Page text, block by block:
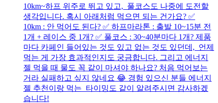
10km~하프 위주로 뛰고 있고, 풀코스도 나중에 도전할
생각입니다. 혹시 아래처럼 먹으면 되는 건가요? ✅
10km : 안 먹어도 된다? ✅ 하프마라톤 : 출발 10~15분 전
1개 + 레이스 중 1개? ✅ 풀코스 : 30~40분마다 1개? 제품
마다 카페인 들어있는 것도 있고 없는 것도 있던데, 언제
먹는 게 가장 효과적인지도 궁금합니다. 그리고 에너지
젤 먹을 때 물도 꼭 같이 마셔야 하나요? 처음 먹어보는
거라 실패하고 싶지 않네요 😂 경험 있으신 분들 에너지
젤 추천이랑 먹는 타이밍도 같이 알려주시면 감사하겠
습니다!